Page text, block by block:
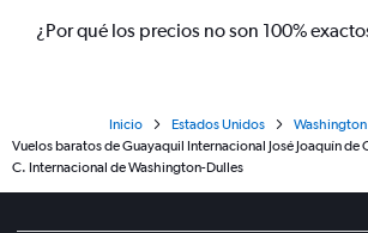
¿Por qué los precios no son 100%
Inicio Estados Unidos
Washington
Vuelos baratos de Guayaquil Internacional José Joaquín de
C. Internacional de Washington-Dulles